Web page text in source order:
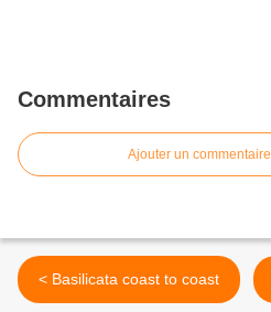
Commentaires
Ajouter un commentaire
< Basilicata coast to coast